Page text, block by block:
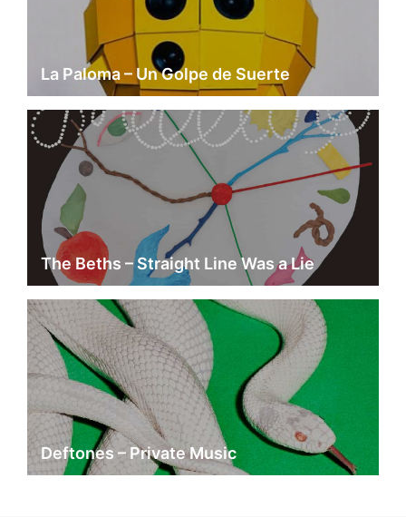
La Paloma – Un Golpe de Suerte
The Beths – Straight Line Was a Lie
Deftones – Private Music